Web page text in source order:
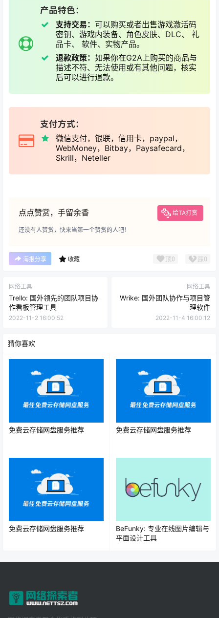
产品特色：
支持交易： 可以购买或者出售游戏激活码
密钥、游戏内装备、角色皮肤、DLC、 礼
品卡、 软件、实物产品。
退款政策： 如果你在G2A上购买的商品与
描述不符、无法使用或有其他问题，核实
后可以进行退款。
支付方式：
微信支付，银联，信用卡，paypal，
WebMoney，Bitbay，Paysafecard，
Skrill，Neteller
点点赞赏，手留余香 给TA打赏
还没有人赞赏，快来当第一个赞赏的人吧！
海报分享 收藏 顶0 踩0
网络工具
Trello: 国外领先的团队项目协
作看板管理工具
2022-11-2 16:00:52
网络工具
Wrike: 国外团队协作与项目管
理软件
2022-11-4 16:00:12
猜你喜欢
免费云存储网盘服务推荐 免费云存储网盘服务推荐
免费云存储网盘服务推荐
BeFunky: 专业在线图片编辑与
平面设计工具